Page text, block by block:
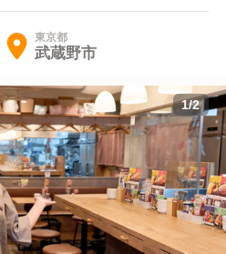
東京都
武蔵野市
1/2